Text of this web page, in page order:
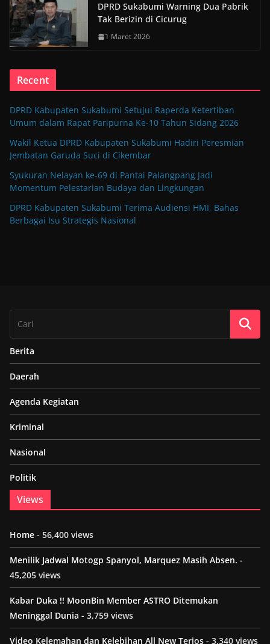
DPRD Sukabumi Warning Dua Pabrik
Tak Berizin di Cicurug
1 Maret 2026
Recent
DPRD Kabupaten Sukabumi Setujui Raperda Ketertiban
Umum dalam Rapat Paripurna Ke-10 Tahun Sidang 2026
Wakil Ketua DPRD Kabupaten Sukabumi Hadiri Peresmian
Jembatan Garuda Suci di Cikembar
Syukuran Nelayan ke-69 di Pantai Palangpang Jadi
Momentum Pelestarian Budaya dan Lingkungan
DPRD Kabupaten Sukabumi Terima Audiensi HMI, Bahas
Berbagai Isu Strategis Nasional
Berita
Daerah
Agenda Kegiatan
Kriminal
Nasional
Politik
Views
Home - 56,400 views
Menilik Jadwal Motogp Spanyol, Marquez Masih Absen. -
45,205 views
Kabar Duka !! MoonBin Member ASTRO Ditemukan
Meninggal Dunia - 3,759 views
Video Kelemahan dan Kelebihan All New Terios - 3,340 views